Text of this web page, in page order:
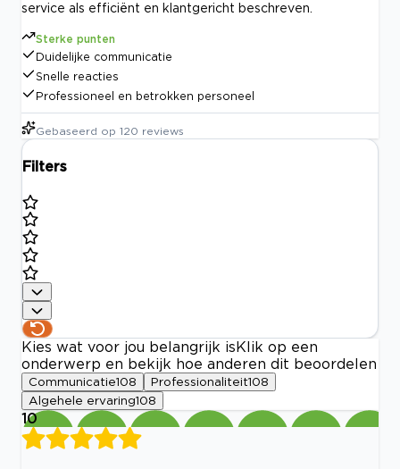
service als efficiënt en klantgericht beschreven.
Sterke punten
Duidelijke communicatie
Snelle reacties
Professioneel en betrokken personeel
Gebaseerd op 120 reviews
Filters
Kies wat voor jou belangrijk is Klik op een
onderwerp en bekijk hoe anderen dit beoordelen
Communicatie108 Professionaliteit108
Algehele ervaring108
10